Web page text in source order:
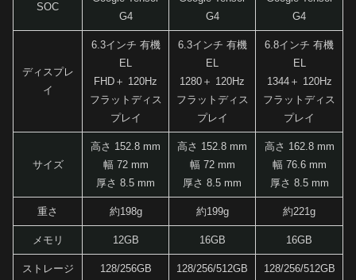
SOC
G4
G4
G4
ディスプレ
イ
6.3インチ 有機
EL
FHD＋ 120Hz
フラットディス
プレイ
6.3インチ 有機
EL
1280＋ 120Hz
フラットディス
プレイ
6.8インチ 有機
EL
1344＋ 120Hz
フラットディス
プレイ
サイズ
高さ 152.8 mm
幅 72 mm
厚さ 8.5 mm
高さ 152.8 mm
幅 72 mm
厚さ 8.5 mm
高さ 162.8 mm
幅 76.6 mm
厚さ 8.5 mm
重さ 約198g 約199g 約221g
メモリ 12GB 16GB 16GB
ストレージ 128/256GB 128/256/512GB 128/256/512GB